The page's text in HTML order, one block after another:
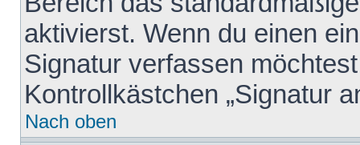
aktivierst. Wenn du einen
Signatur verfassen
Kontrollkästchen „Signatur
Nach oben